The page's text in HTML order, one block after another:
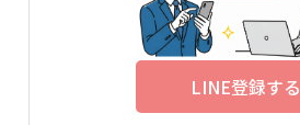
LINE登録する